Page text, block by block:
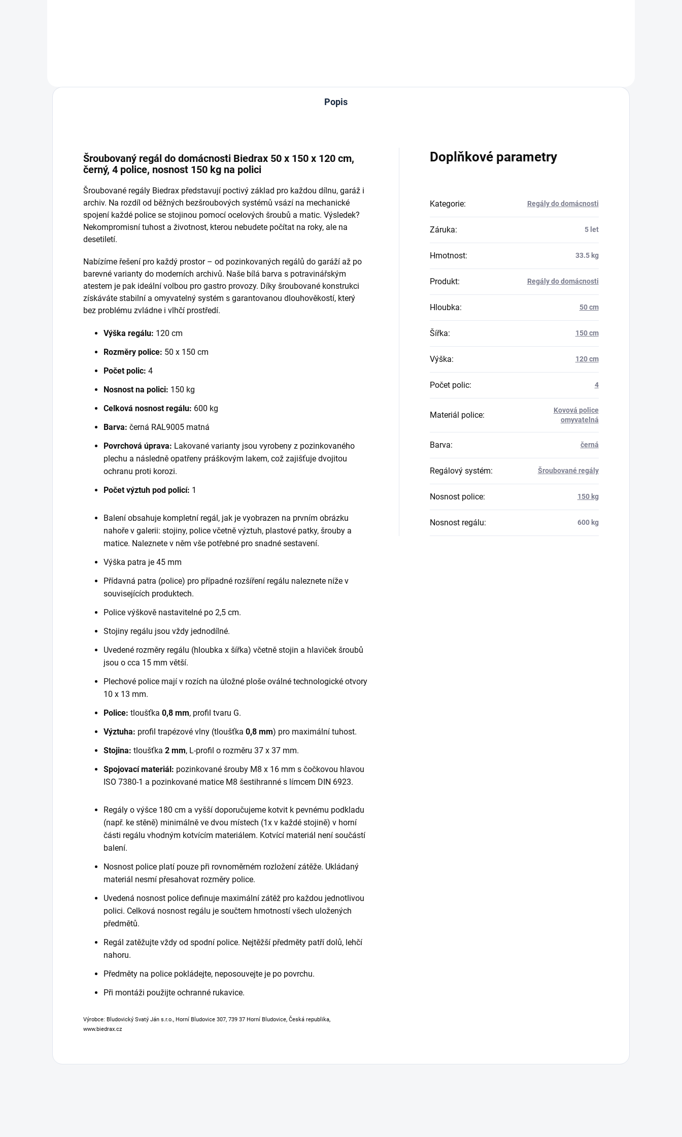
Popis
Šroubovaný regál do domácnosti Biedrax 50 x 150 x 120 cm,
černý, 4 police, nosnost 150 kg na polici
Šroubované regály Biedrax představují poctivý základ pro každou dílnu, garáž i
archiv. Na rozdíl od běžných bezšroubových systémů vsází na mechanické
spojení každé police se stojinou pomocí ocelových šroubů a matic. Výsledek?
Nekompromisní tuhost a životnost, kterou nebudete počítat na roky, ale na
desetiletí.
Nabízíme řešení pro každý prostor – od pozinkovaných regálů do garáží až po
barevné varianty do moderních archivů. Naše bílá barva s potravinářským
atestem je pak ideální volbou pro gastro provozy. Díky šroubované konstrukci
získáváte stabilní a omyvatelný systém s garantovanou dlouhověkostí, který
bez problému zvládne i vlhčí prostředí.
Výška regálu: 120 cm
Rozměry police: 50 x 150 cm
Počet polic: 4
Nosnost na polici: 150 kg
Celková nosnost regálu: 600 kg
Barva: černá RAL9005 matná
Povrchová úprava: Lakované varianty jsou vyrobeny z pozinkovaného
plechu a následně opatřeny práškovým lakem, což zajišťuje dvojitou
ochranu proti korozi.
Počet výztuh pod policí: 1
Balení obsahuje kompletní regál, jak je vyobrazen na prvním obrázku
nahoře v galerii: stojiny, police včetně výztuh, plastové patky, šrouby a
matice. Naleznete v něm vše potřebné pro snadné sestavení.
Výška patra je 45 mm
Přídavná patra (police) pro případné rozšíření regálu naleznete níže v
souvisejících produktech.
Police výškově nastavitelné po 2,5 cm.
Stojiny regálu jsou vždy jednodílné.
Uvedené rozměry regálu (hloubka x šířka) včetně stojin a hlaviček šroubů
jsou o cca 15 mm větší.
Plechové police mají v rozích na úložné ploše oválné technologické otvory
10 x 13 mm.
Police: tloušťka 0,8 mm, profil tvaru G.
Výztuha: profil trapézové vlny (tloušťka 0,8 mm) pro maximální tuhost.
Stojina: tloušťka 2 mm, L-profil o rozměru 37 x 37 mm.
Spojovací materiál: pozinkované šrouby M8 x 16 mm s čočkovou hlavou
ISO 7380-1 a pozinkované matice M8 šestihranné s límcem DIN 6923.
Regály o výšce 180 cm a vyšší doporučujeme kotvit k pevnému podkladu
(např. ke stěně) minimálně ve dvou místech (1x v každé stojině) v horní
části regálu vhodným kotvícím materiálem. Kotvící materiál není součástí
balení.
Nosnost police platí pouze při rovnoměrném rozložení zátěže. Ukládaný
materiál nesmí přesahovat rozměry police.
Uvedená nosnost police definuje maximální zátěž pro každou jednotlivou
polici. Celková nosnost regálu je součtem hmotností všech uložených
předmětů.
Regál zatěžujte vždy od spodní police. Nejtěžší předměty patří dolů, lehčí
nahoru.
Předměty na police pokládejte, neposouvejte je po povrchu.
Při montáži použijte ochranné rukavice.
Výrobce: Bludovický Svatý Ján s.r.o., Horní Bludovice 307, 739 37 Horní Bludovice, Česká republika,
www.biedrax.cz
Doplňkové parametry
Kategorie: Regály do domácnosti
Záruka: 5 let
Hmotnost: 33.5 kg
Produkt: Regály do domácnosti
Hloubka: 50 cm
Šířka: 150 cm
Výška: 120 cm
Počet polic: 4
Materiál police:
Kovová police
omyvatelná
Barva: černá
Regálový systém: Šroubované regály
Nosnost police: 150 kg
Nosnost regálu: 600 kg